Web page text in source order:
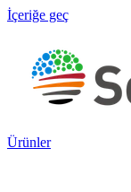
İçeriğe geç
Ürünler